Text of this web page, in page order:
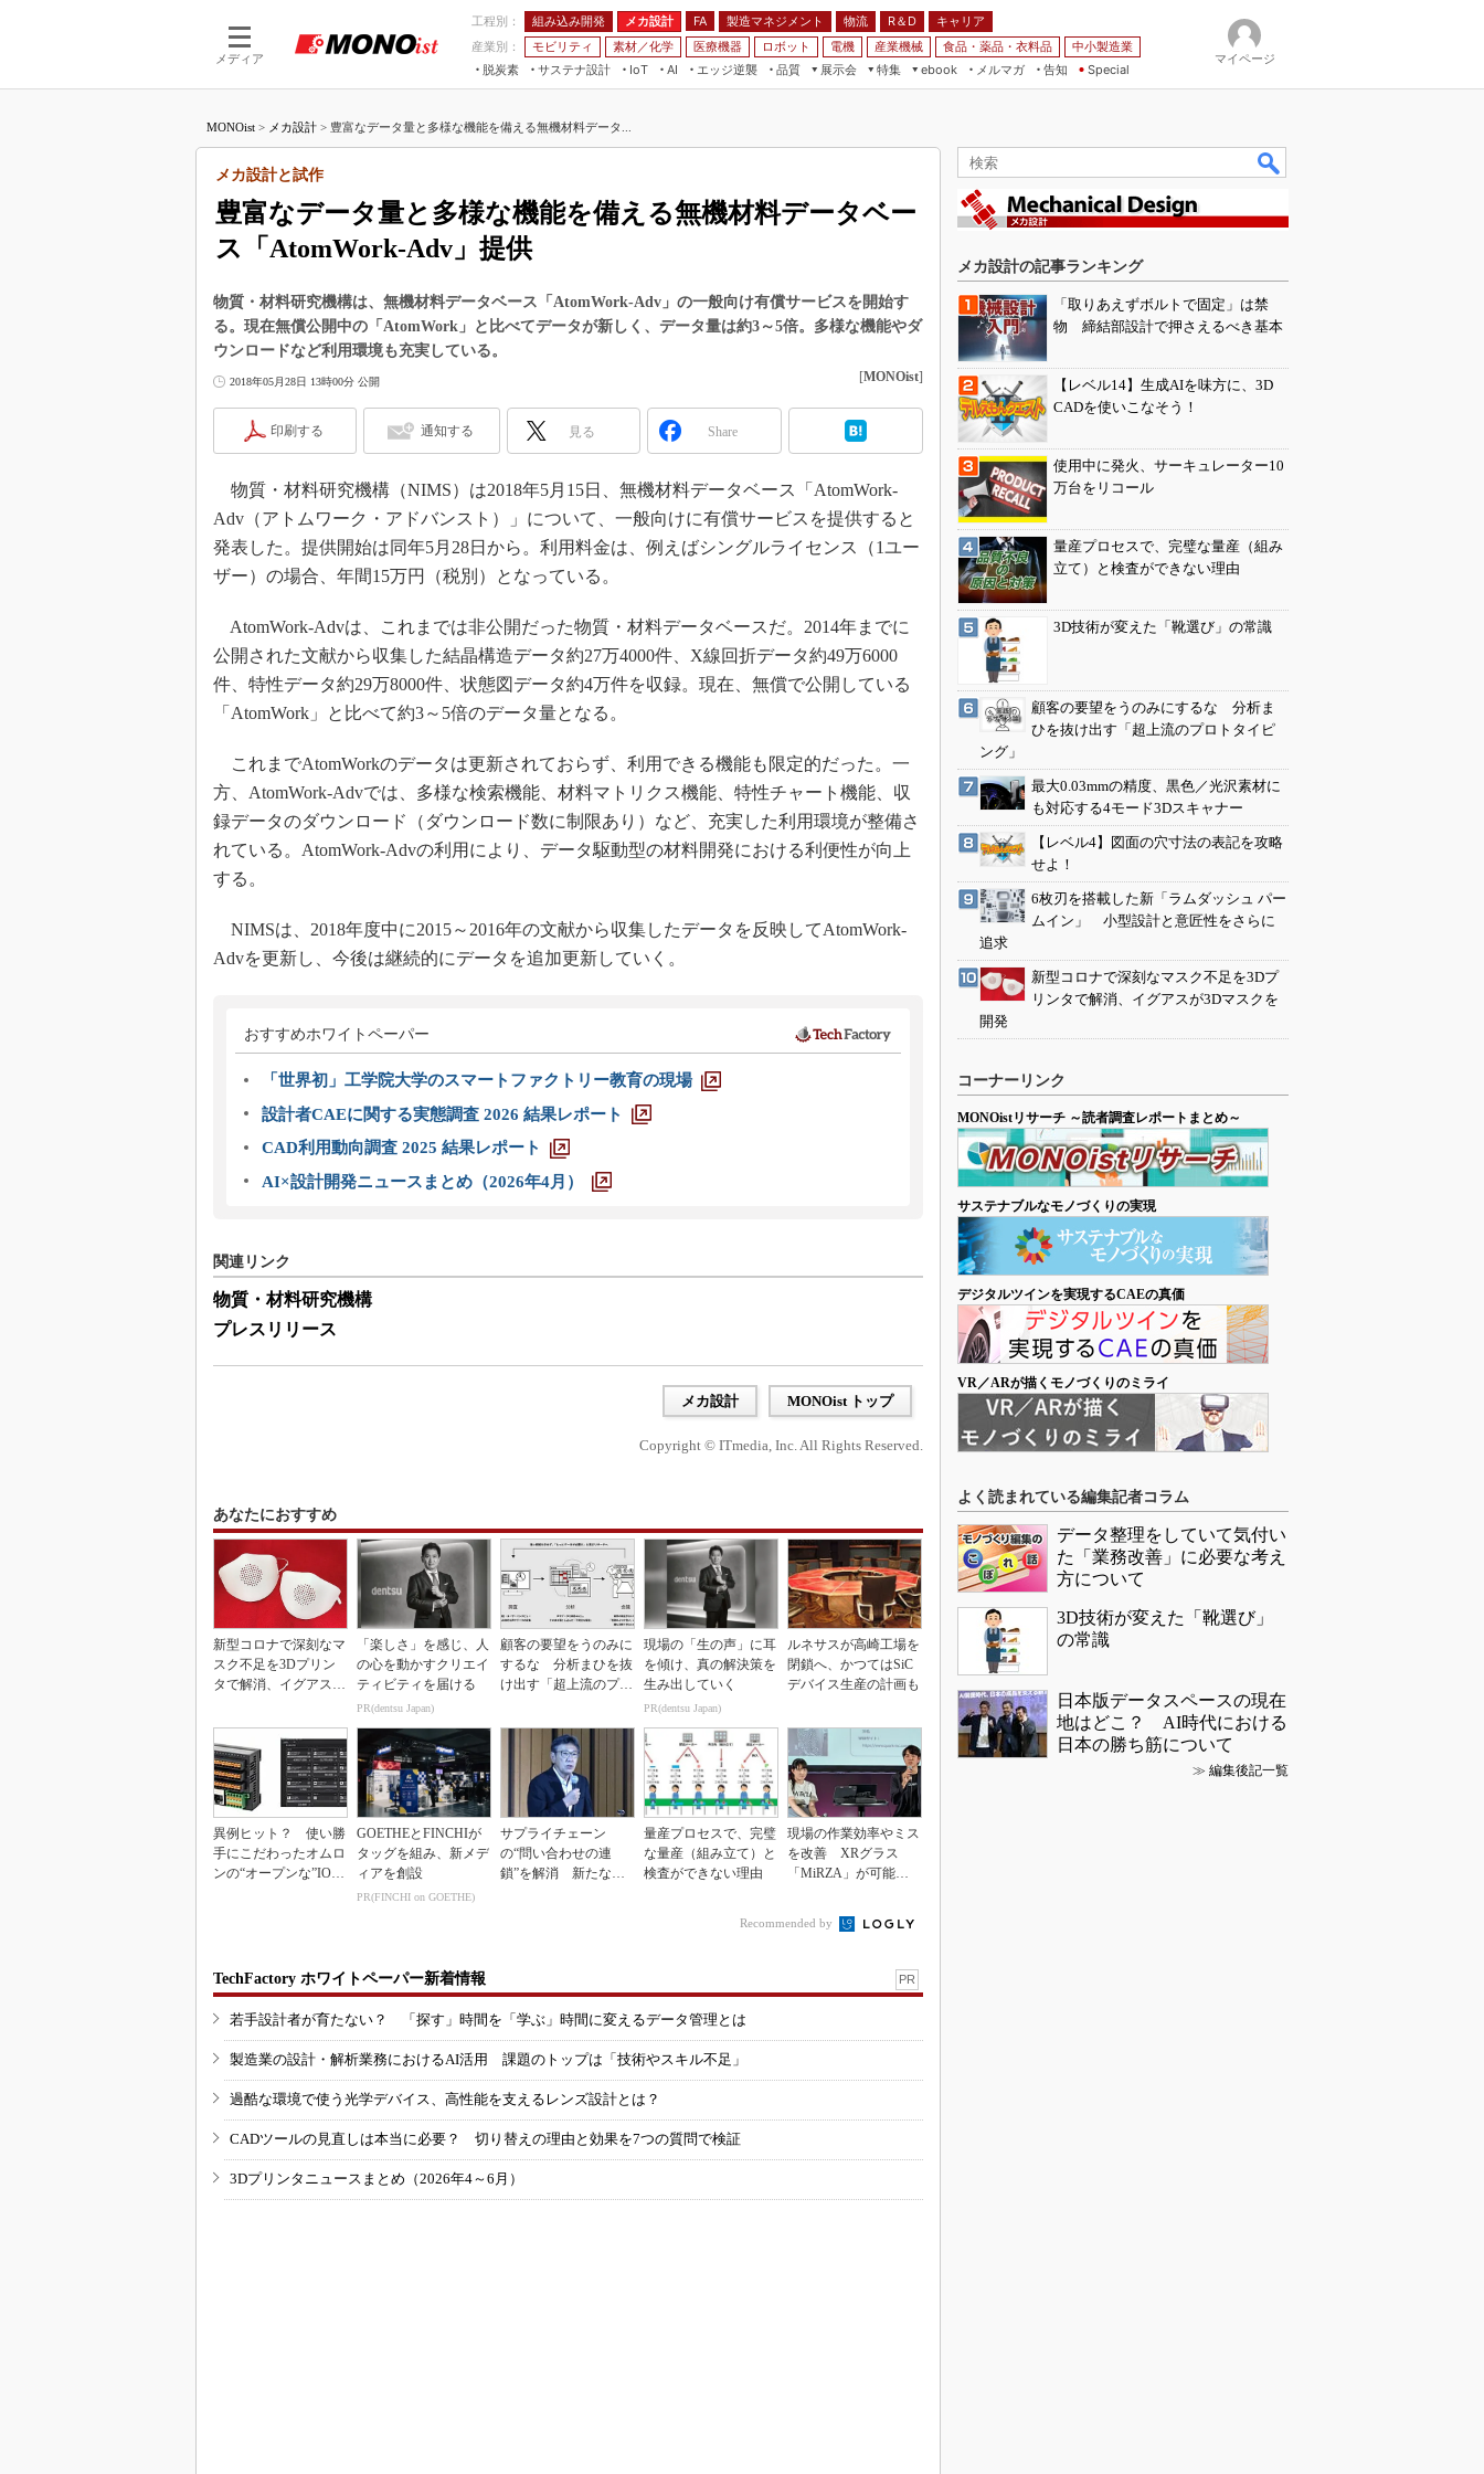
メディア
工程別： 組み込み開発 メカ設計 FA 製造マネジメント 物流 R＆D
キャリア
産業別：
モビリティ 素材／化学 医療機器 ロボット 電機 産業機械 食品・薬品・衣料品
中小製造業
脱炭素
サステナ設計
IoT
つながる工場
AI
AI×設備保全
エッジ逆襲 品質
展示会
JIMTOF
IIFES
TECHNO-FRONTIER
EdgeTech+
日本ものづくりワールド
AUTOMOTIVE WORLD
産業オープンネット展
特集
VR／AR
フィールドサービス
組み込み画像技術
組み込みモデリング
ISO26262
3Dプリンタ
デジタルツインとCAE
イノベーション
製造業ビッグデータ
知財マネジメント
グローバル設計・開発
ebook
FA
モビリティ
メルマガ
告知 Special
マイページ
MONOist > メカ設計 > 豊富なデータ量と多様な機能を備える無機材料データ...
豊富なデータ量と多様な機能を備える無機材料データベー
ス「AtomWork-Adv」提供
メカ設計と試作
物質・材料研究機構は、無機材料データベース「AtomWork-Adv」の一般向け有償サービスを開始す
る。現在無償公開中の「AtomWork」と比べてデータが新しく、データ量は約3～5倍。多様な機能やダ
ウンロードなど利用環境も充実している。
2018年05月28日 13時00分 公開 [MONOist]
印刷する 通知する 見る Share
物質・材料研究機構（NIMS）は2018年5月15日、無機材料データベース「AtomWork-
Adv（アトムワーク・アドバンスト）」について、一般向けに有償サービスを提供すると
発表した。提供開始は同年5月28日から。利用料金は、例えばシングルライセンス（1ユー
ザー）の場合、年間15万円（税別）となっている。
AtomWork-Advは、これまでは非公開だった物質・材料データベースだ。2014年までに
公開された文献から収集した結晶構造データ約27万4000件、X線回折データ約49万6000
件、特性データ約29万8000件、状態図データ約4万件を収録。現在、無償で公開している
「AtomWork」と比べて約3～5倍のデータ量となる。
これまでAtomWorkのデータは更新されておらず、利用できる機能も限定的だった。一
方、AtomWork-Advでは、多様な検索機能、材料マトリクス機能、特性チャート機能、収
録データのダウンロード（ダウンロード数に制限あり）など、充実した利用環境が整備さ
れている。AtomWork-Advの利用により、データ駆動型の材料開発における利便性が向上
する。
NIMSは、2018年度中に2015～2016年の文献から収集したデータを反映してAtomWork-
Advを更新し、今後は継続的にデータを追加更新していく。
おすすめホワイトペーパー
「世界初」工学院大学のスマートファクトリー教育の現場
設計者CAEに関する実態調査 2026 結果レポート
CAD利用動向調査 2025 結果レポート
AI×設計開発ニュースまとめ（2026年4月）
関連リンク
物質・材料研究機構
プレスリリース
メカ設計 MONOist トップ
Copyright © ITmedia, Inc. All Rights Reserved.
あなたにおすすめ
新型コロナで深刻なマ
スク不足を3Dプリン
タで解消、イグアスが
「楽しさ」を感じ、人
の心を動かすクリエイ
ティビティを届ける
PR(dentsu Japan)
顧客の要望をうのみに
するな 分析まひを抜
け出す「超上流のプロ
現場の「生の声」に耳
を傾け、真の解決策を
生み出していく
PR(dentsu Japan)
ルネサスが高崎工場を
閉鎖へ、かつてはSiC
デバイス生産の計画も
異例ヒット？ 使い勝
手にこだわったオムロ
ンの“オープンな”IO-L
GOETHEとFINCHIが
タッグを組み、新メデ
ィアを創設
PR(FINCHI on GOETHE)
サプライチェーン
の“問い合わせの連
鎖”を解消 新たな情
量産プロセスで、完璧
な量産（組み立て）と
検査ができない理由
現場の作業効率やミス
を改善 XRグラス
「MiRZA」が可能に
Recommended by
TechFactory ホワイトペーパー新着情報 PR
若手設計者が育たない？ 「探す」時間を「学ぶ」時間に変えるデータ管理とは
製造業の設計・解析業務におけるAI活用 課題のトップは「技術やスキル不足」
過酷な環境で使う光学デバイス、高性能を支えるレンズ設計とは？
CADツールの見直しは本当に必要？ 切り替えの理由と効果を7つの質問で検証
3Dプリンタニュースまとめ（2026年4～6月）
メカ設計の記事ランキング
「取りあえずボルトで固定」は禁
物 締結部設計で押さえるべき基本
【レベル14】生成AIを味方に、3D
CADを使いこなそう！
使用中に発火、サーキュレーター10
万台をリコール
量産プロセスで、完璧な量産（組み
立て）と検査ができない理由
3D技術が変えた「靴選び」の常識
顧客の要望をうのみにするな 分析ま
ひを抜け出す「超上流のプロトタイピ
ング」
最大0.03mmの精度、黒色／光沢素材に
も対応する4モード3Dスキャナー
【レベル4】図面の穴寸法の表記を攻略
せよ！
6枚刃を搭載した新「ラムダッシュ パー
ムイン」 小型設計と意匠性をさらに
追求
新型コロナで深刻なマスク不足を3Dプ
リンタで解消、イグアスが3Dマスクを
開発
コーナーリンク
MONOistリサーチ ～読者調査レポートまとめ～
サステナブルなモノづくりの実現
デジタルツインを実現するCAEの真価
VR／ARが描くモノづくりのミライ
よく読まれている編集記者コラム
データ整理をしていて気付い
た「業務改善」に必要な考え
方について
3D技術が変えた「靴選び」
の常識
日本版データスペースの現在
地はどこ？ AI時代における
日本の勝ち筋について
≫ 編集後記一覧